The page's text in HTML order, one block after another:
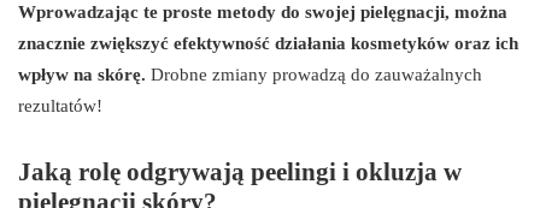
Wprowadzając te proste metody do swojej pielęgnacji, można
znacznie zwiększyć efektywność działania kosmetyków oraz ich
wpływ na skórę. Drobne zmiany prowadzą do zauważalnych
rezultatów!
Jaką rolę odgrywają peelingi i okluzja w
pielęgnacji skóry?